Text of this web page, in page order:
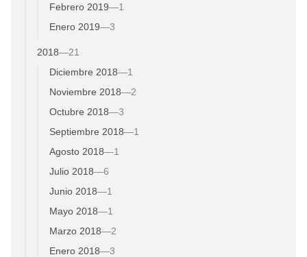
Febrero 2019—1
Enero 2019—3
2018—21
Diciembre 2018—1
Noviembre 2018—2
Octubre 2018—3
Septiembre 2018—1
Agosto 2018—1
Julio 2018—6
Junio 2018—1
Mayo 2018—1
Marzo 2018—2
Enero 2018—3